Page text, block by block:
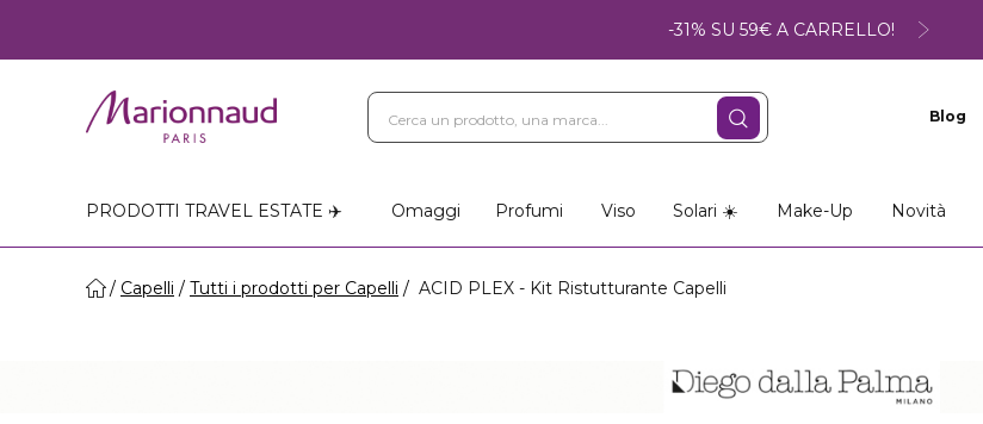
-31% SU 59€ A CARRELLO!
Blog
PRODOTTI TRAVEL ESTATE ✈️ Omaggi Profumi Viso Solari ☀️ Make-Up Novità
Capelli Tutti i prodotti per Capelli ACID PLEX - Kit Ristutturante Capelli